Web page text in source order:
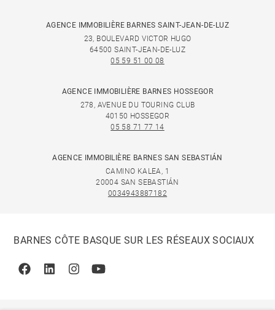
AGENCE IMMOBILIÈRE BARNES SAINT-JEAN-DE-LUZ
23, BOULEVARD VICTOR HUGO
64500 SAINT-JEAN-DE-LUZ
05 59 51 00 08
AGENCE IMMOBILIÈRE BARNES HOSSEGOR
278, AVENUE DU TOURING CLUB
40150 HOSSEGOR
05 58 71 77 14
AGENCE IMMOBILIÈRE BARNES SAN SEBASTIÁN
CAMINO KALEA, 1
20004 SAN SEBASTIÁN
0034943887182
BARNES CÔTE BASQUE SUR LES RÉSEAUX SOCIAUX
FacebookLinkedinInstagramYoutube